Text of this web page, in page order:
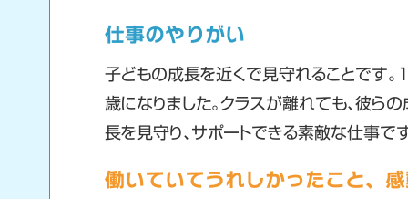
仕事のやりがい
子どもの成長を近くで見守れることです
歳になりました。クラスが離れても、彼ら
長を見守り、サポートできる素敵な仕事で
働いていてうれしかったこと、